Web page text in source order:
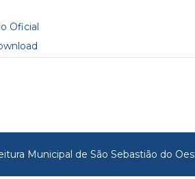
Oficial
Municipal de São Sebastião do